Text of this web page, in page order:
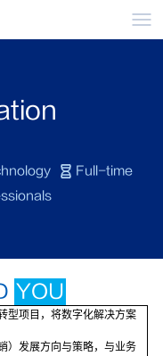
Full-time
YOU
型项目，将数字化解决方案
）发展方向与策略，与业务